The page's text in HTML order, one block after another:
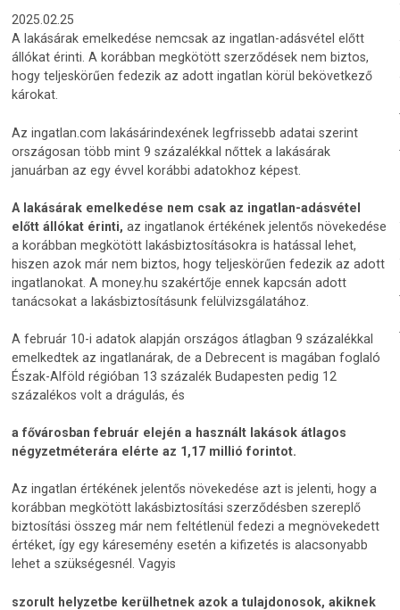
2025.02.25
A lakásárak emelkedése nemcsak az ingatlan-adásvétel előtt
állókat érinti. A korábban megkötött szerződések nem biztos,
hogy teljeskörűen fedezik az adott ingatlan körül bekövetkező
károkat.
Az ingatlan.com lakásárindexének legfrissebb adatai szerint
országosan több mint 9 százalékkal nőttek a lakásárak
januárban az egy évvel korábbi adatokhoz képest.
A lakásárak emelkedése nem csak az ingatlan-adásvétel
előtt állókat érinti, az ingatlanok értékének jelentős növekedése
a korábban megkötött lakásbiztosításokra is hatással lehet,
hiszen azok már nem biztos, hogy teljeskörűen fedezik az adott
ingatlanokat. A money.hu szakértője ennek kapcsán adott
tanácsokat a lakásbiztosításunk felülvizsgálatához.
A február 10-i adatok alapján országos átlagban 9 százalékkal
emelkedtek az ingatlanárak, de a Debrecent is magában foglaló
Észak-Alföld régióban 13 százalék Budapesten pedig 12
százalékos volt a drágulás, és
a fővárosban február elején a használt lakások átlagos
négyzetméterára elérte az 1,17 millió forintot.
Az ingatlan értékének jelentős növekedése azt is jelenti, hogy a
korábban megkötött lakásbiztosítási szerződésben szereplő
biztosítási összeg már nem feltétlenül fedezi a megnövekedett
értéket, így egy káresemény esetén a kifizetés is alacsonyabb
lehet a szükségesnél. Vagyis
szorult helyzetbe kerülhetnek azok a tulajdonosok, akiknek